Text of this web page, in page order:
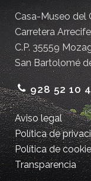
Casa-Museo del
Carretera
C.P. 35559
San Bartolomé
928 52 10
Aviso legal
Política de
Política de
Transparencia